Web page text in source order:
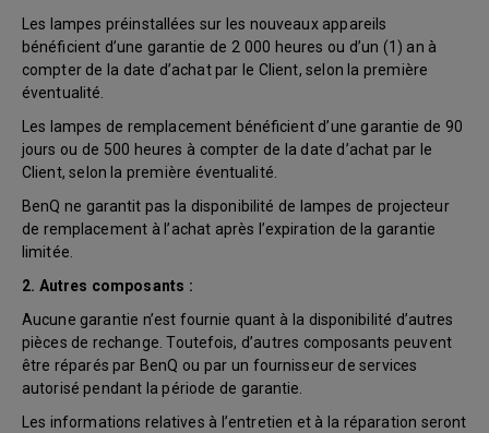
Les lampes préinstallées sur les nouveaux appareils
bénéficient d’une garantie de 2 000 heures ou d’un (1) an à
compter de la date d’achat par le Client, selon la première
éventualité.
Les lampes de remplacement bénéficient d’une garantie de 90
jours ou de 500 heures à compter de la date d’achat par le
Client, selon la première éventualité.
BenQ ne garantit pas la disponibilité de lampes de projecteur
de remplacement à l’achat après l’expiration de la garantie
limitée.
2. Autres composants :
Aucune garantie n’est fournie quant à la disponibilité d’autres
pièces de rechange. Toutefois, d’autres composants peuvent
être réparés par BenQ ou par un fournisseur de services
autorisé pendant la période de garantie.
Les informations relatives à l’entretien et à la réparation seront